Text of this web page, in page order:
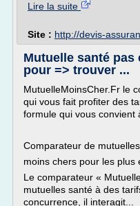
Lire la suite
Site : http://devis-
Mutuelle santé pas
pour => trouver ...
MutuelleMoinsCher.Fr le
qui vous fait profiter des
formule qui vous convient
Comparateur de
moins chers pour les plus
Le comparateur «
mutuelles santé à des
concurrence, il interagit...